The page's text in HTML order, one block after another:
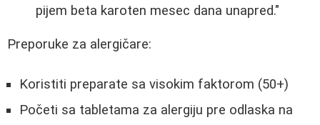
pijem beta karoten mesec dana unapred."
Preporuke za alergičare:
Koristiti preparate sa visokim faktorom (50+)
Početi sa tabletama za alergiju pre odlaska na